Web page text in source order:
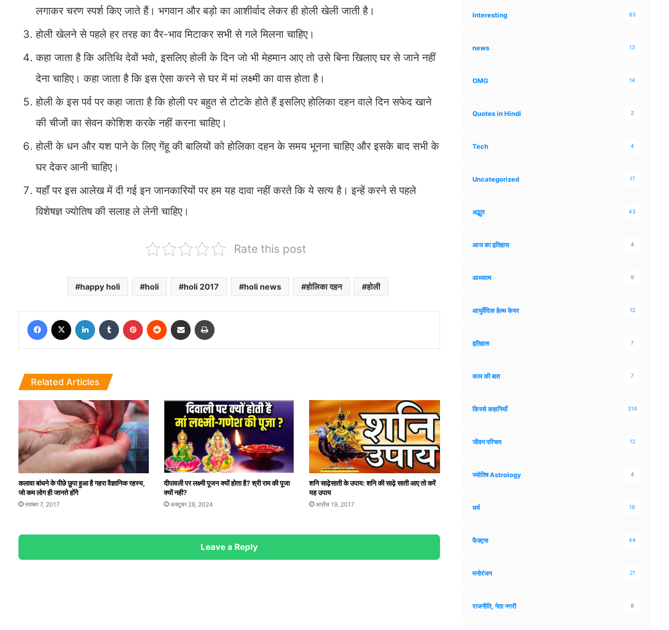
लगाकर चरण स्पर्श किए जाते हैं। भगवान और बड़ो का आशीर्वाद लेकर ही होली खेली जाती है।
होली खेलने से पहले हर तरह का वैर-भाव मिटाकर सभी से गले मिलना चाहिए।
कहा जाता है कि अतिथि देवों भवो, इसलिए होली के दिन जो भी मेहमान आए तो उसे बिना खिलाए घर से जाने नहीं
देना चाहिए। कहा जाता है कि इस ऐसा करने से घर में मां लक्ष्मी का वास होता है।
होली के इस पर्व पर कहा जाता है कि होली पर बहुत से टोटके होते हैं इसलिए होलिका दहन वाले दिन सफेद खाने
की चीजों का सेवन कोशिश करके नहीं करना चाहिए।
होली के धन और यश पाने के लिए गेंहू की बालियों को होलिका दहन के समय भूनना चाहिए और इसके बाद सभी के
घर देकर आनी चाहिए।
यहाँ पर इस आलेख में दी गई इन जानकारियों पर हम यह दावा नहीं करते कि ये सत्य है। इन्हें करने से पहले
विशेषज्ञ ज्योतिष की सलाह ले लेनी चाहिए।
Rate this post
happy holi holi holi 2017 holi news होलिका दहन होली
Facebook LinkedIn Tumblr Pinterest Reddit Share via Email
Related Articles
कलावा बांधने के पीछे छुपा हुआ है गहरा वैज्ञानिक रहस्य,
जो कम लोग ही जानते होंगे
नवम्बर 7, 2017
दीपावली पर लक्ष्मी पूजन क्यों होता है? श्री राम की पूजा
क्यों नही?
अक्टूबर 28, 2024
शनि साढ़ेसाती के उपाय: शनि की साढ़े साती आए तो करें
यह उपाय
अप्रैल 19, 2017
Leave a Reply
Interesting 65
news 13
OMG 14
Quotes in Hindi 2
Tech 4
Uncategorized 17
अद्भुत 43
आज का इतिहास 4
आध्यात्म 9
आयुर्वेदिक हेल्थ केयर 12
इतिहास 7
काम की बात 7
किस्से कहानियाँ 314
जीवन परिचय 12
ज्योतिष Astrology 4
धर्म 19
फैक्ट्स 44
मनोरंजन 21
राजनीति, नेता नगरी 8